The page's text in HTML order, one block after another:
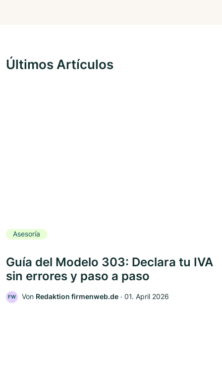
Últimos Artículos
Asesoría
Guía del Modelo 303: Declara tu IVA
sin errores y paso a paso
FW Von Redaktion firmenweb.de ‧ 01. April 2026